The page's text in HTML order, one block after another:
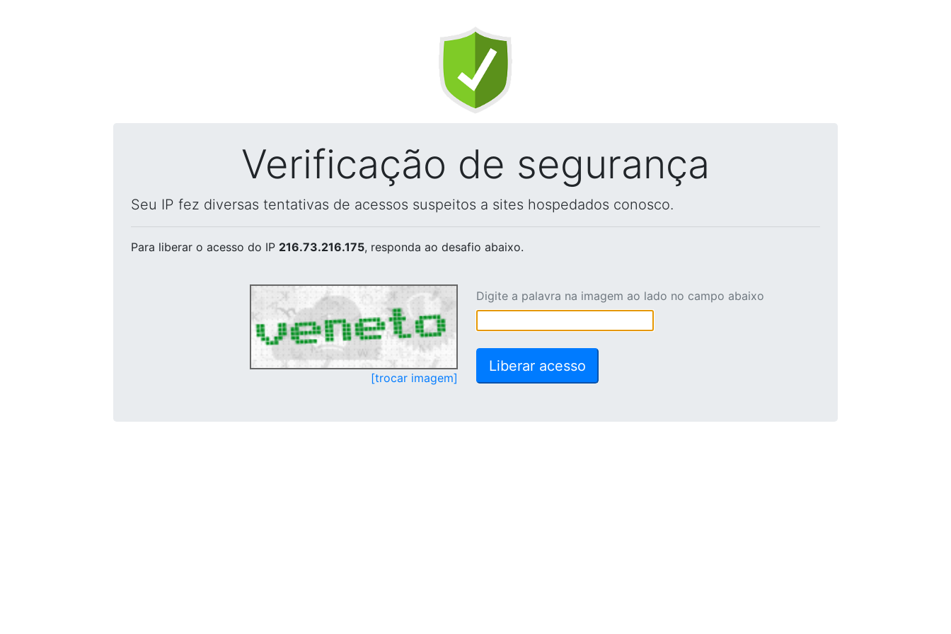
Verificação de segurança
Seu IP fez diversas tentativas de acessos suspeitos a sites hospedados conosco.
Para liberar o acesso do IP 216.73.216.175, responda ao desafio abaixo.
[trocar imagem]
Digite a palavra na imagem ao lado no campo abaixo